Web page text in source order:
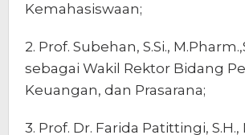
Kemahasiswaan;
2. Prof. Subehan, S.Si.,
sebagai Wakil Rektor Bidang
Keuangan, dan Prasarana;
3. Prof. Dr. Farida Patittingi, S.H.,